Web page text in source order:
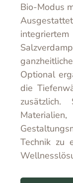
Bio-Modus
Optional
die
Technik zu